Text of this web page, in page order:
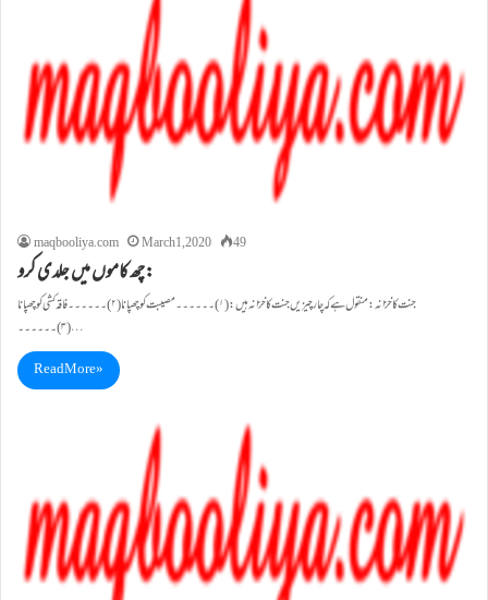
maqbooliya.com March 1, 2020 49
چھ کاموں میں جلدی کرو:
جنت کا خزانہ : منقول ہے کہ چار چیزیں جنت کا خزانہ ہیں: (۱)۔۔۔۔۔۔مصیبت کو چھپانا(۲)۔۔۔۔۔۔فاقہ کشی کو چھپانا
(۳)۔۔۔۔۔۔…
Read More »